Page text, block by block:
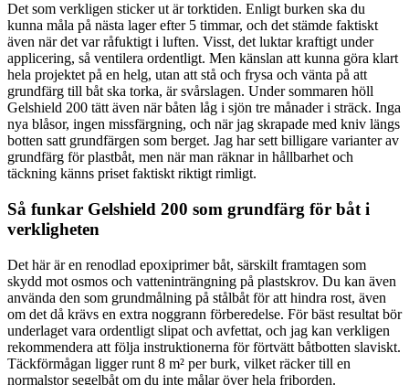
Det som verkligen sticker ut är torktiden. Enligt burken ska du
kunna måla på nästa lager efter 5 timmar, och det stämde faktiskt
även när det var råfuktigt i luften. Visst, det luktar kraftigt under
applicering, så ventilera ordentligt. Men känslan att kunna göra klart
hela projektet på en helg, utan att stå och frysa och vänta på att
grundfärg till båt ska torka, är svårslagen. Under sommaren höll
Gelshield 200 tätt även när båten låg i sjön tre månader i sträck. Inga
nya blåsor, ingen missfärgning, och när jag skrapade med kniv längs
botten satt grundfärgen som berget. Jag har sett billigare varianter av
grundfärg för plastbåt, men när man räknar in hållbarhet och
täckning känns priset faktiskt riktigt rimligt.
Så funkar Gelshield 200 som grundfärg för båt i
verkligheten
Det här är en renodlad epoxiprimer båt, särskilt framtagen som
skydd mot osmos och vatteninträngning på plastskrov. Du kan även
använda den som grundmålning på stålbåt för att hindra rost, även
om det då krävs en extra noggrann förberedelse. För bäst resultat bör
underlaget vara ordentligt slipat och avfettat, och jag kan verkligen
rekommendera att följa instruktionerna för förtvätt båtbotten slaviskt.
Täckförmågan ligger runt 8 m² per burk, vilket räcker till en
normalstor segelbåt om du inte målar över hela friborden.